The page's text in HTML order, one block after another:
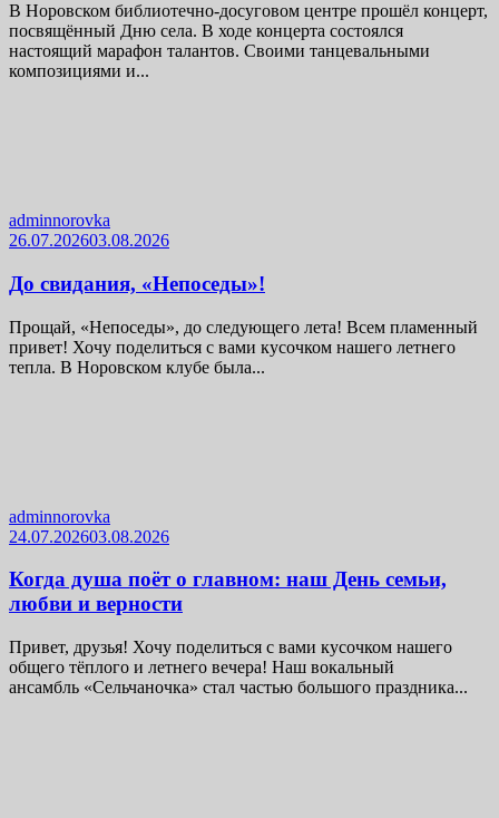
В Норовском библиотечно-досуговом центре прошёл концерт,
посвящённый Дню села. В ходе концерта состоялся
настоящий марафон талантов. Своими танцевальными
композициями и...
adminnorovka
26.07.202603.08.2026
До свидания, «Непоседы»!
Прощай, «Непоседы», до следующего лета! Всем пламенный
привет! Хочу поделиться с вами кусочком нашего летнего
тепла. В Норовском клубе была...
adminnorovka
24.07.202603.08.2026
Когда душа поёт о главном: наш День семьи,
любви и верности
Привет, друзья! Хочу поделиться с вами кусочком нашего
общего тёплого и летнего вечера! Наш вокальный
ансамбль «Сельчаночка» стал частью большого праздника...